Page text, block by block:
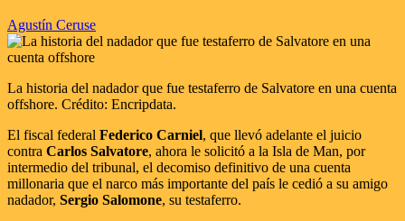
Agustín Ceruse
La historia del nadador que fue testaferro de Salvatore en una cuenta
offshore. Crédito: Encripdata.
El fiscal federal Federico Carniel, que llevó adelante el juicio
contra Carlos Salvatore, ahora le solicitó a la Isla de Man, por
intermedio del tribunal, el decomiso definitivo de una cuenta
millonaria que el narco más importante del país le cedió a su amigo
nadador, Sergio Salomone, su testaferro.